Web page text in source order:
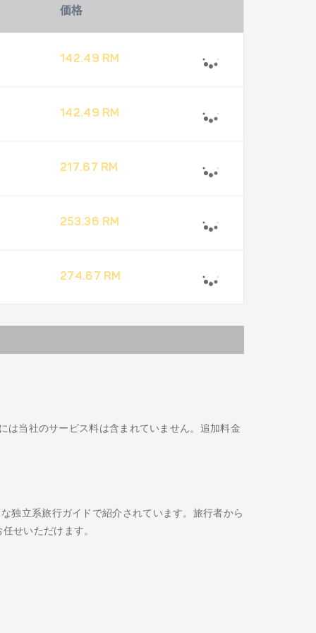
価格
142.49 RM
142.49 RM
217.67 RM
253.36 RM
274.67 RM
は当社のサービス料は含まれていません。追加料金
独立系旅行ガイドで紹介されています。旅行者から
せいただけます。